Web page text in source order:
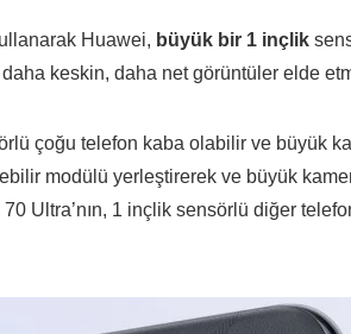
Huawei, büyük bir 1 inçlik
keskin, daha net görüntüler elde
çoğu telefon kaba olabilir ve büyük
modülü yerleştirerek ve büyük
Ultra’nın, 1 inçlik sensörlü diğer